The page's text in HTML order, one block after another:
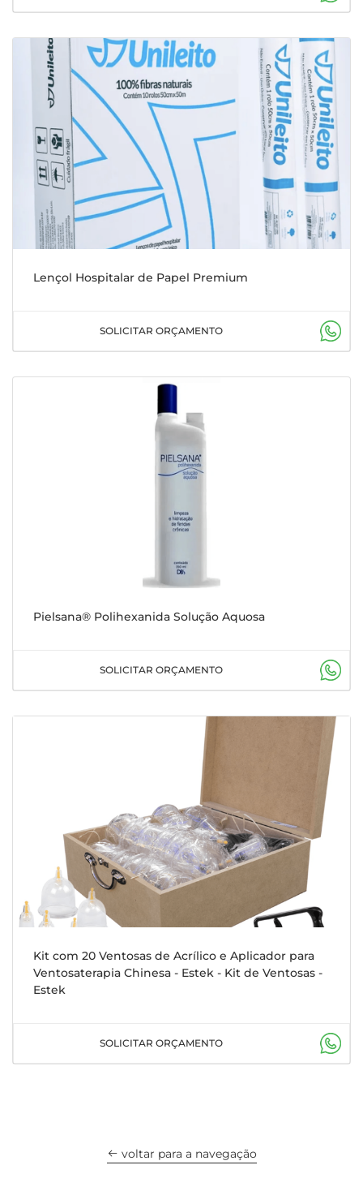
Lençol Hospitalar de Papel Premium
SOLICITAR ORÇAMENTO
Pielsana® Polihexanida Solução Aquosa
SOLICITAR ORÇAMENTO
Kit com 20 Ventosas de Acrílico e Aplicador para
Ventosaterapia Chinesa - Estek - Kit de Ventosas -
Estek
SOLICITAR ORÇAMENTO
voltar para a navegação